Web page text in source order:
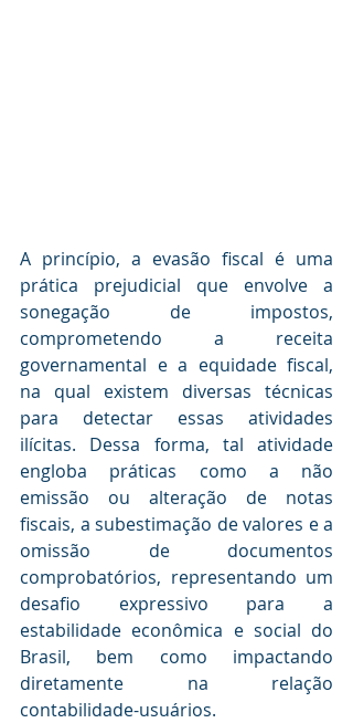
A princípio, a evasão fiscal é uma
prática prejudicial que envolve a
sonegação de impostos,
comprometendo a receita
governamental e a equidade fiscal,
na qual existem diversas técnicas
para detectar essas atividades
ilícitas. Dessa forma, tal atividade
engloba práticas como a não
emissão ou alteração de notas
fiscais, a subestimação de valores e a
omissão de documentos
comprobatórios, representando um
desafio expressivo para a
estabilidade econômica e social do
Brasil, bem como impactando
diretamente na relação
contabilidade-usuários.